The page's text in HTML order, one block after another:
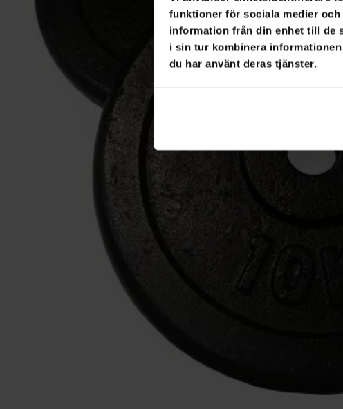
funktioner för sociala medier
information från din enhet till de
i sin tur kombinera
du har använt deras tjänster.